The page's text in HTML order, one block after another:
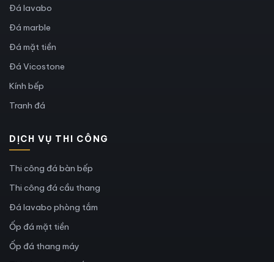
Đá lavabo
Đá marble
Đá mặt tiền
Đá Vicostone
Kính bếp
Tranh đá
DỊCH VỤ THI CÔNG
Thi công đá bàn bếp
Thi công đá cầu thang
Đá lavabo phòng tắm
Ốp đá mặt tiền
Ốp đá thang máy